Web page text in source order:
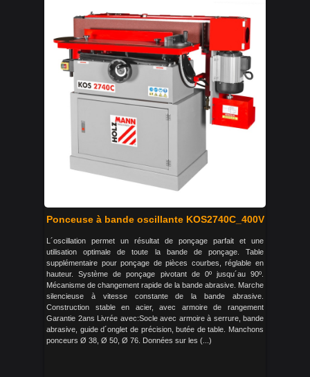
Ponceuse à bande oscillante KOS2740C_400V
L´oscillation permet un résultat de ponçage parfait et une
utilisation optimale de toute la bande de ponçage. Table
supplémentaire pour ponçage de pièces courbes, réglable en
hauteur. Système de ponçage pivotant de 0º jusqu´au 90º.
Mécanisme de changement rapide de la bande abrasive. Marche
silencieuse à vitesse constante de la bande abrasive.
Construction stable en acier, avec armoire de rangement
Garantie 2ans Livrée avec:Socle avec armoire à serrure, bande
abrasive, guide d´onglet de précision, butée de table. Manchons
ponceurs Ø 38, Ø 50, Ø 76. Données sur les (...)